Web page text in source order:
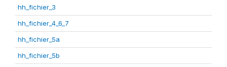
hh_fichier_3
hh_fichier_4_6_7
hh_fichier_5a
hh_fichier_5b